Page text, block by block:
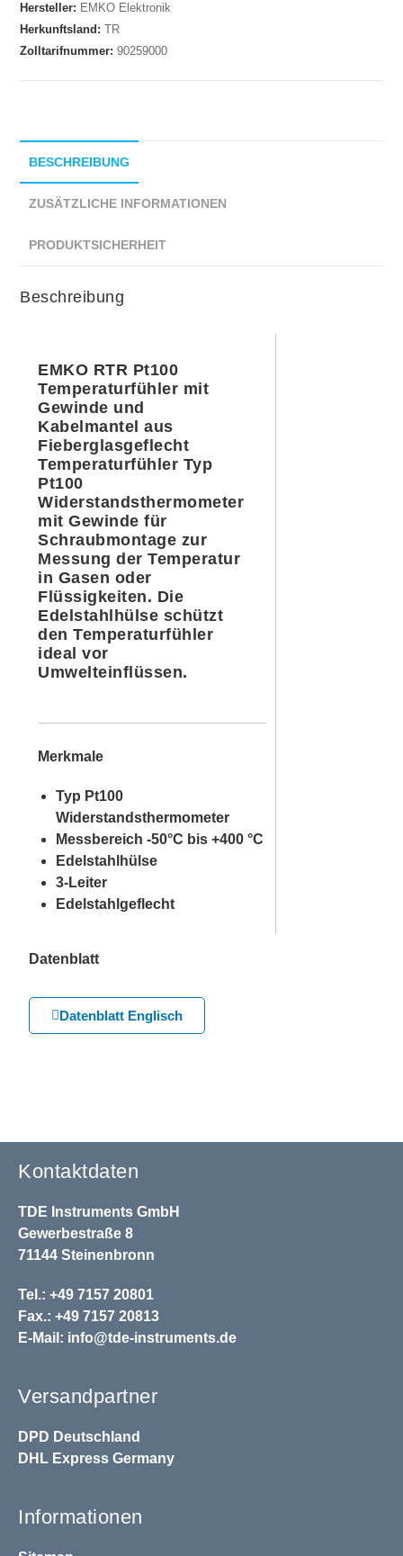
Hersteller: EMKO Elektronik
Herkunftsland:TR
Zolltarifnummer:90259000
BESCHREIBUNG
ZUSÄTZLICHE INFORMATIONEN
PRODUKTSICHERHEIT
Beschreibung
EMKO RTR Pt100
Temperaturfühler mit
Gewinde und
Kabelmantel aus
Fieberglasgeflecht
Temperaturfühler Typ
Pt100
Widerstandsthermometer
mit Gewinde für
Schraubmontage zur
Messung der Temperatur
in Gasen oder
Flüssigkeiten. Die
Edelstahlhülse schützt
den Temperaturfühler
ideal vor
Umwelteinflüssen.
Merkmale
Typ Pt100
Widerstandsthermometer
Messbereich -50°C bis +400 °C
Edelstahlhülse
3-Leiter
Edelstahlgeflecht
Datenblatt
Datenblatt Englisch
Kontaktdaten
TDE Instruments GmbH
Gewerbestraße 8
71144 Steinenbronn
Tel.: +49 7157 20801
Fax.: +49 7157 20813
E-Mail: info@tde-instruments.de
Versandpartner
DPD Deutschland
DHL Express Germany
Informationen